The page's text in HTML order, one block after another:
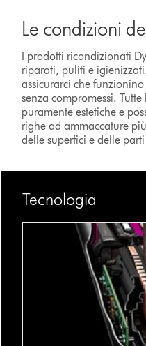
Le condizioni
I prodotti ricondizionati
riparati, puliti e
assicurarci che
senza compromessi.
puramente estetiche e
righe ad ammaccature
delle superfici e delle
Tecnologia